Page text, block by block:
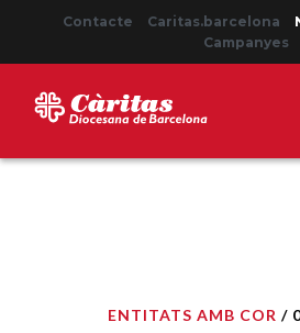
Contacte Caritas.barcelona
Campanyes
ENTITATS AMB COR /